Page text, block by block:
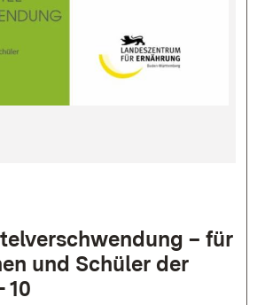
– für
und Schüler der
10